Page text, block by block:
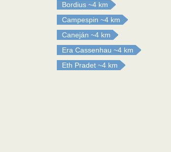
Bordius ~4 km
Campespin ~4 km
Caneján ~4 km
Era Cassenhau ~4 km
Eth Pradet ~4 km